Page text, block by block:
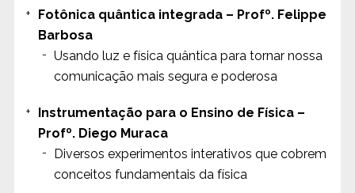
Fotônica quântica integrada – Profº. Felippe
Barbosa
Usando luz e física quântica para tornar nossa
comunicação mais segura e poderosa
Instrumentação para o Ensino de Física –
Profº. Diego Muraca
Diversos experimentos interativos que cobrem
conceitos fundamentais da física